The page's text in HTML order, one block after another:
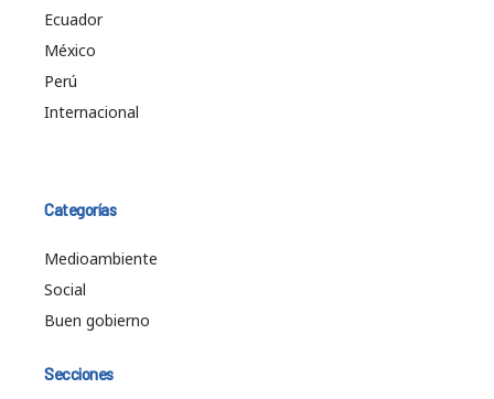
Ecuador
México
Perú
Internacional
Categorías
Medioambiente
Social
Buen gobierno
Secciones